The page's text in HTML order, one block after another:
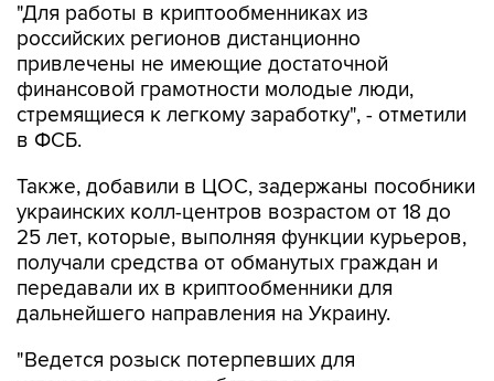
"Для работы в криптообменниках из
российских регионов дистанционно
привлечены не имеющие достаточной
финансовой грамотности молодые люди,
стремящиеся к легкому заработку", - отметили
в ФСБ.
Также, добавили в ЦОС, задержаны пособники
украинских колл-центров возрастом от 18 до
25 лет, которые, выполняя функции курьеров,
получали средства от обманутых граждан и
передавали их в криптообменники для
дальнейшего направления на Украину.
"Ведется розыск потерпевших для